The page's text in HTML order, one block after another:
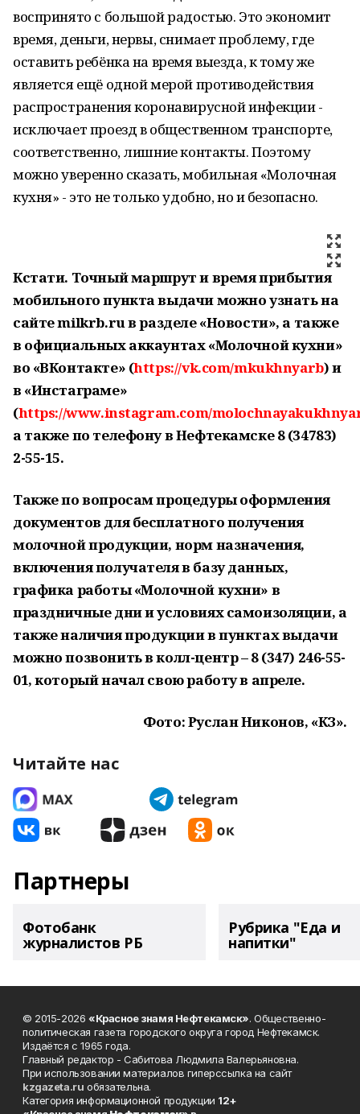
воспринято с большой радостью. Это экономит
время, деньги, нервы, снимает проблему, где
оставить ребёнка на время выезда, к тому же
является ещё одной мерой противодействия
распространения коронавирусной инфекции -
исключает проезд в общественном транспорте,
соответственно, лишние контакты. Поэтому
можно уверенно сказать, мобильная «Молочная
кухня» - это не только удобно, но и безопасно.
Кстати. Точный маршрут и время прибытия
мобильного пункта выдачи можно узнать на
сайте milkrb.ru в разделе «Новости», а также
в официальных аккаунтах «Молочной кухни»
во «ВКонтакте» (https://vk.com/mkukhnyarb) и
в «Инстаграме»
(https://www.instagram.com/
а также по телефону в Нефтекамске 8 (34783)
2-55-15.
Также по вопросам процедуры оформления
документов для бесплатного получения
молочной продукции, норм назначения,
включения получателя в базу данных,
графика работы «Молочной кухни» в
праздничные дни и условиях самоизоляции, а
также наличия продукции в пунктах выдачи
можно позвонить в колл-центр – 8 (347) 246-55-
01, который начал свою работу в апреле.
Фото: Руслан Никонов, «КЗ».
Читайте нас
Партнеры
Фотобанк
журналистов РБ
Рубрика "Еда и
напитки"
© 2015-2026 «Красное знамя Нефтекамск». Общественно-
политическая газета городского округа город Нефтекамск.
Издаётся с 1965 года.
Главный редактор - Сабитова Людмила Валерьяновна.
При использовании материалов гиперссылка на сайт
kzgazeta.ru обязательна.
Категория информационной продукции 12+